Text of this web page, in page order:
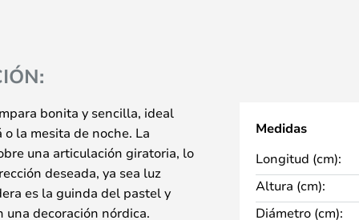
bonita y sencilla, ideal
la mesita de noche. La
una articulación giratoria, lo
deseada, ya sea luz
es la guinda del pastel y
decoración nórdica.
Medidas
Longitud (cm):
Altura (cm):
Diámetro (cm):